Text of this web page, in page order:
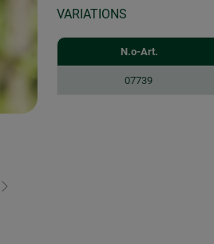
Continuer
VARIATIONS
N.o-Art.
07739